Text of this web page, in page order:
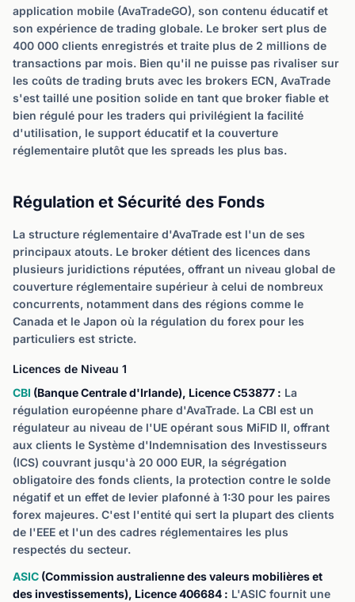
application mobile (AvaTradeGO), son contenu éducatif et
son expérience de trading globale. Le broker sert plus de
400 000 clients enregistrés et traite plus de 2 millions de
transactions par mois. Bien qu'il ne puisse pas rivaliser sur
les coûts de trading bruts avec les brokers ECN, AvaTrade
s'est taillé une position solide en tant que broker fiable et
bien régulé pour les traders qui privilégient la facilité
d'utilisation, le support éducatif et la couverture
réglementaire plutôt que les spreads les plus bas.
Régulation et Sécurité des Fonds
La structure réglementaire d'AvaTrade est l'un de ses
principaux atouts. Le broker détient des licences dans
plusieurs juridictions réputées, offrant un niveau global de
couverture réglementaire supérieur à celui de nombreux
concurrents, notamment dans des régions comme le
Canada et le Japon où la régulation du forex pour les
particuliers est stricte.
Licences de Niveau 1
CBI (Banque Centrale d'Irlande), Licence C53877 : La
régulation européenne phare d'AvaTrade. La CBI est un
régulateur au niveau de l'UE opérant sous MiFID II, offrant
aux clients le Système d'Indemnisation des Investisseurs
(ICS) couvrant jusqu'à 20 000 EUR, la ségrégation
obligatoire des fonds clients, la protection contre le solde
négatif et un effet de levier plafonné à 1:30 pour les paires
forex majeures. C'est l'entité qui sert la plupart des clients
de l'EEE et l'un des cadres réglementaires les plus
respectés du secteur.
ASIC (Commission australienne des valeurs mobilières et
des investissements), Licence 406684 : L'ASIC fournit une